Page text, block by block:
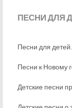
ПЕСНИДЛЯ
Песни для
Песни к Новому
Детские песни